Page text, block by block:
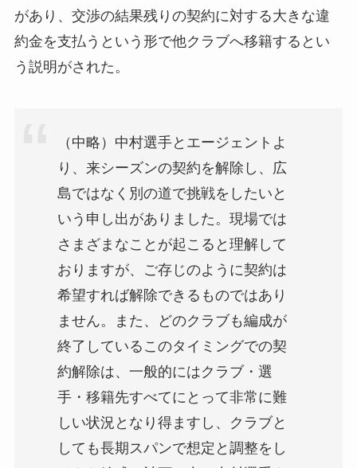
があり、交渉の結果残りの契約に対する大きな違
約金を支払うという形で他クラブへ移籍するとい
う説明がされた。
（中略）中村選手とエージェントよ
り、来シーズンの契約を解除し、広
島ではなく別の道で挑戦をしたいと
いう申し出がありました。現場では
さまざまなことが起こると理解して
おりますが、ご存じのように契約は
希望すれば解除できるものではあり
ません。また、どのクラブも編成が
終了しているこのタイミングでの契
約解除は、一般的にはクラブ・選
手・移籍先すべてにとって非常に難
しい状況となり得ますし、クラブと
しても長期スパンで想定と調整をし